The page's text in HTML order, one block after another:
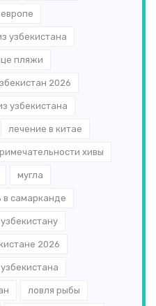
узбекистана
пляжи
2026
узбекистана
лечение в китае
хивы
мугла
в самарканде
2026
ловля рыбы